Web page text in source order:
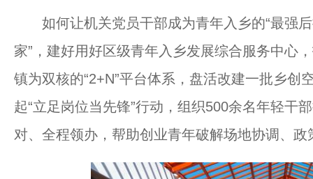
如何让机关党员干部成为青年入乡的“最强后
家”，建好用好区级青年入乡发展综合服务中心
镇为双核的“2+N”平台体系，盘活改建一批乡创
起“立足岗位当先锋”行动，组织500余名年轻干
对、全程领办，帮助创业青年破解场地协调、